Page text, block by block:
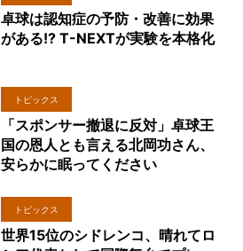
卓球は認知症の予防・改善に効果
がある!? T-NEXTが実験を本格化
トピックス
「スポンサー撤退に反対」卓球王
国の恩人とも言える北岡功さん、
安らかに眠ってください
トピックス
世界15位のシドレンコ、晴れてロ